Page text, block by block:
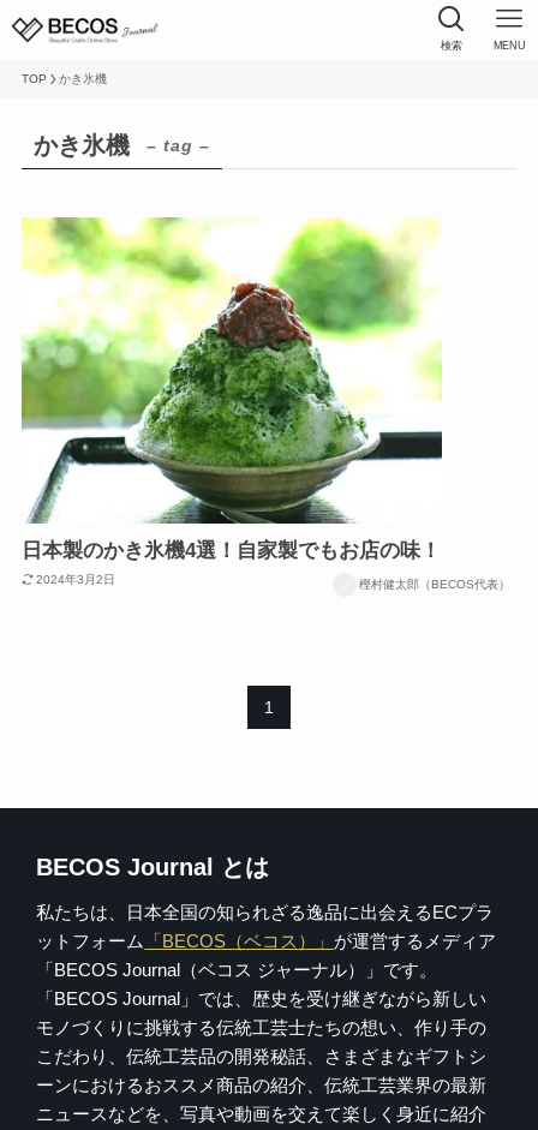
検索 MENU
TOP かき氷機
かき氷機 – tag –
日本製のかき氷機4選！自家製でもお店の味！
2024年3月2日 樫村健太郎（BECOS代表）
1
BECOS Journal とは
私たちは、日本全国の知られざる逸品に出会えるECプラ
ットフォーム
「BECOS（ベコス）」 が運営するメディア
「BECOS Journal（ベコス ジャーナル）」です。
「BECOS Journal」では、歴史を受け継ぎながら新しい
モノづくりに挑戦する伝統工芸士たちの想い、作り手の
こだわり、伝統工芸品の開発秘話、さまざまなギフトシ
ーンにおけるおススメ商品の紹介、伝統工芸業界の最新
ニュースなどを、写真や動画を交えて楽しく身近に紹介